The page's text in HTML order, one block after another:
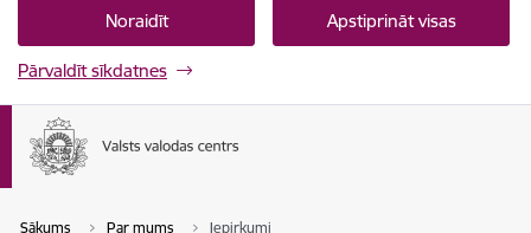
Noraidīt Apstiprināt visas
Pārvaldīt sīkdatnes
Sākums Par mums Iepirkumi